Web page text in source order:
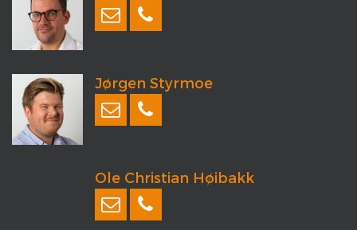
Jørgen Styrmoe
Ole Christian Høibakk